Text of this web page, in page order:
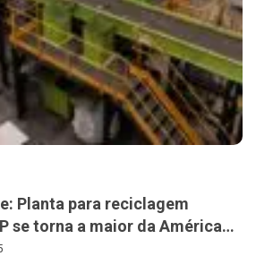
Planta para reciclagem
se torna a maior da América